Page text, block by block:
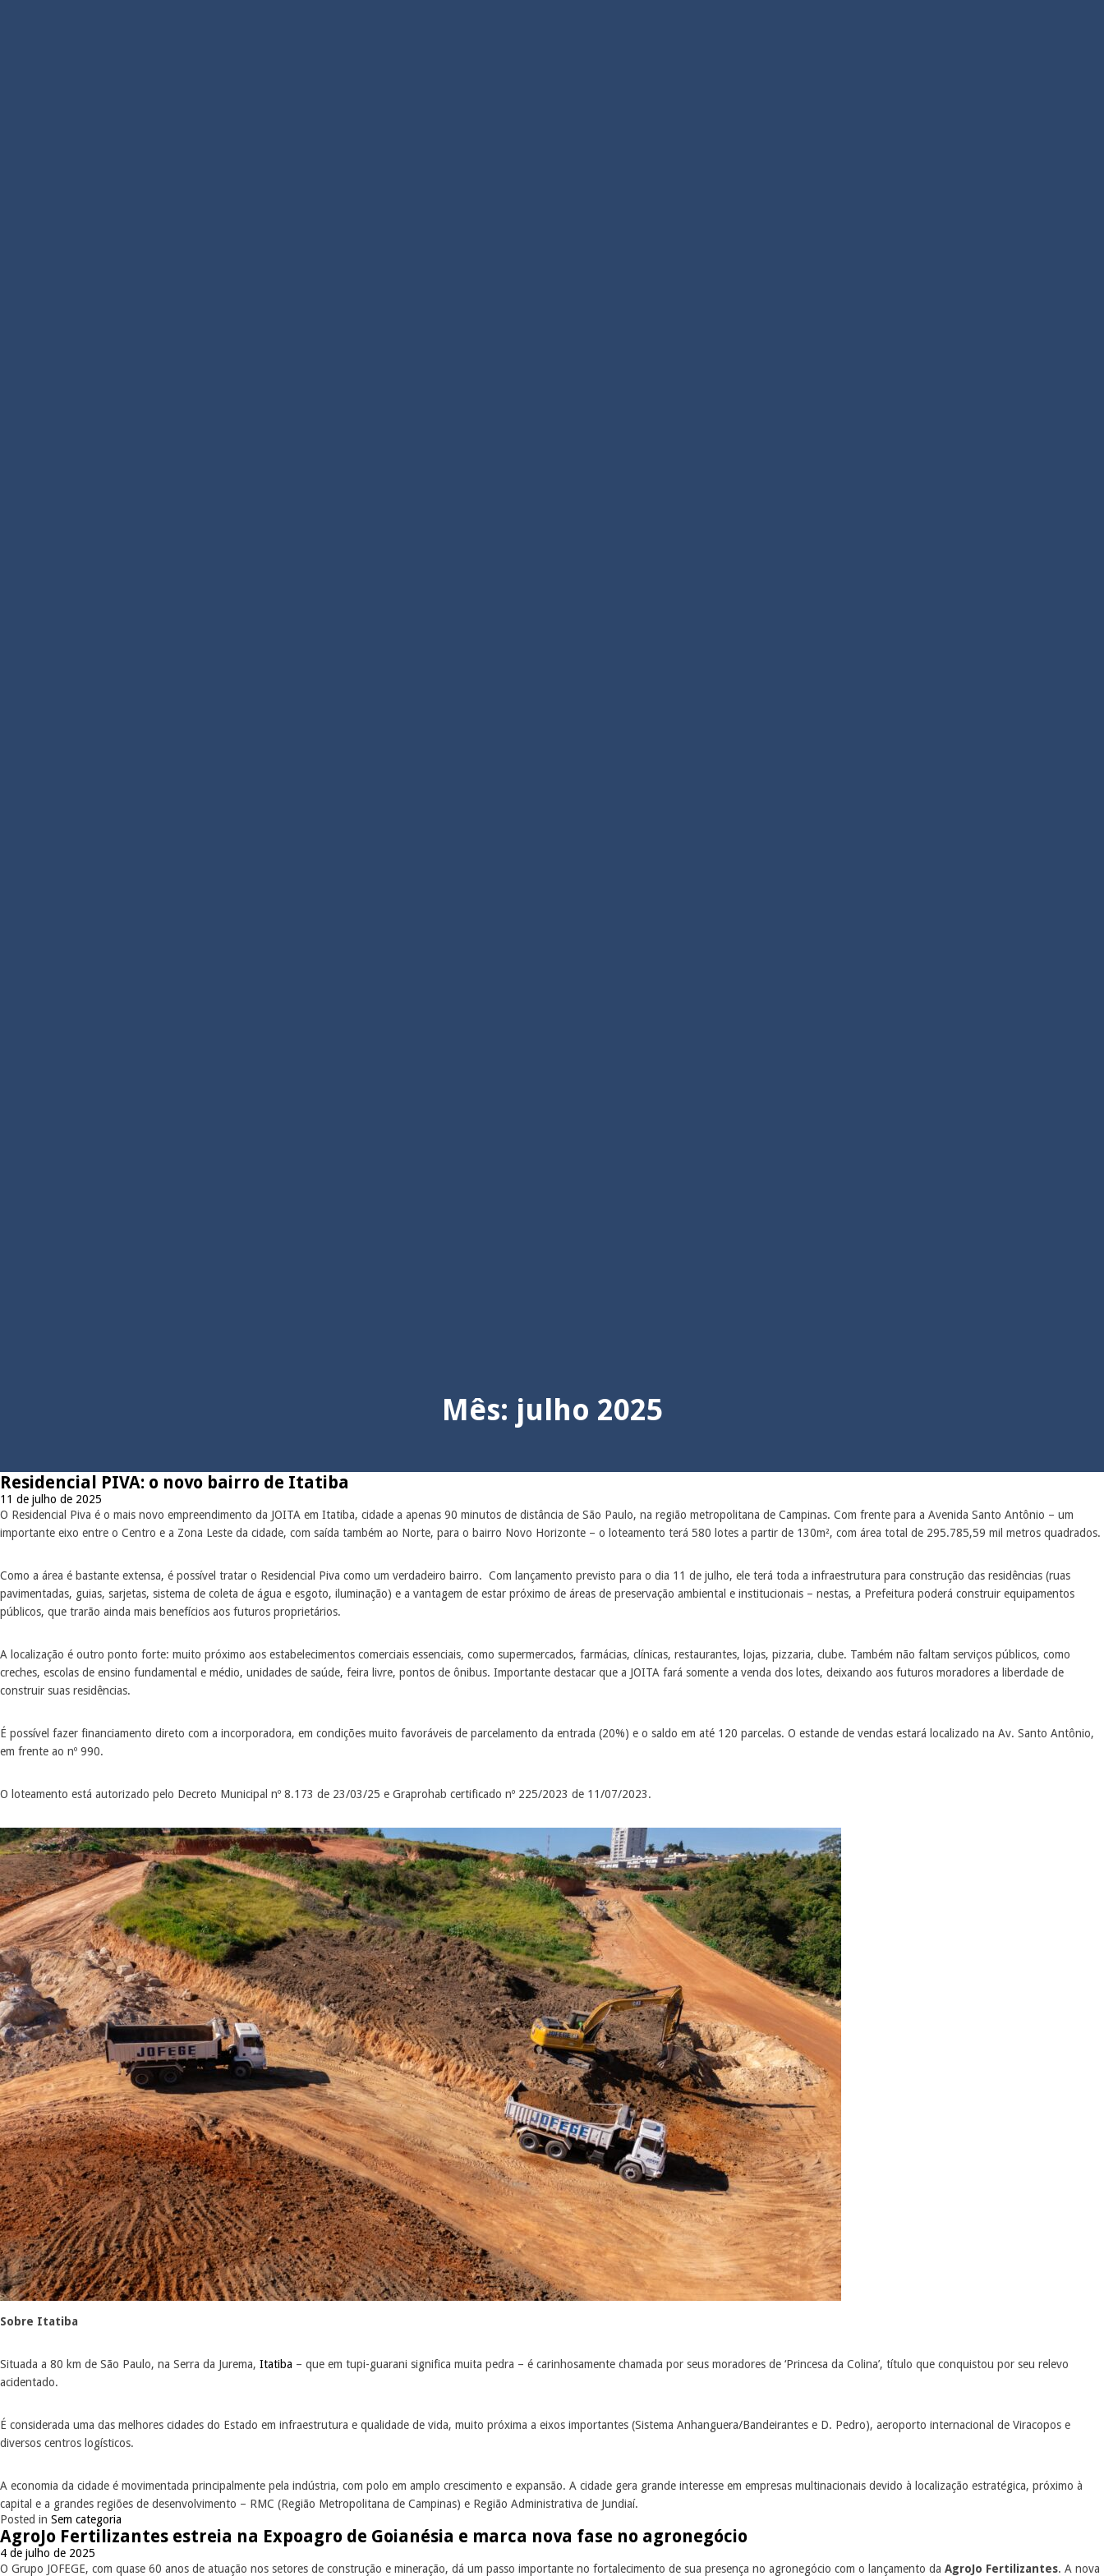
Mês: julho 2025
Residencial PIVA: o novo bairro de Itatiba
11 de julho de 2025
O Residencial Piva é o mais novo empreendimento da JOITA em Itatiba, cidade a apenas 90 minutos de distância de São Paulo, na região metropolitana de Campinas. Com frente para a Avenida Santo Antônio – um
importante eixo entre o Centro e a Zona Leste da cidade, com saída também ao Norte, para o bairro Novo Horizonte – o loteamento terá 580 lotes a partir de 130m², com área total de 295.785,59 mil metros quadrados.
Como a área é bastante extensa, é possível tratar o Residencial Piva como um verdadeiro bairro. Com lançamento previsto para o dia 11 de julho, ele terá toda a infraestrutura para construção das residências (ruas
pavimentadas, guias, sarjetas, sistema de coleta de água e esgoto, iluminação) e a vantagem de estar próximo de áreas de preservação ambiental e institucionais – nestas, a Prefeitura poderá construir equipamentos
públicos, que trarão ainda mais benefícios aos futuros proprietários.
A localização é outro ponto forte: muito próximo aos estabelecimentos comerciais essenciais, como supermercados, farmácias, clínicas, restaurantes, lojas, pizzaria, clube. Também não faltam serviços públicos, como
creches, escolas de ensino fundamental e médio, unidades de saúde, feira livre, pontos de ônibus. Importante destacar que a JOITA fará somente a venda dos lotes, deixando aos futuros moradores a liberdade de
construir suas residências.
É possível fazer financiamento direto com a incorporadora, em condições muito favoráveis de parcelamento da entrada (20%) e o saldo em até 120 parcelas. O estande de vendas estará localizado na Av. Santo Antônio,
em frente ao nº 990.
O loteamento está autorizado pelo Decreto Municipal nº 8.173 de 23/03/25 e Graprohab certificado nº 225/2023 de 11/07/2023.
Sobre Itatiba
Situada a 80 km de São Paulo, na Serra da Jurema, Itatiba – que em tupi-guarani significa muita pedra – é carinhosamente chamada por seus moradores de ‘Princesa da Colina’, título que conquistou por seu relevo
acidentado.
É considerada uma das melhores cidades do Estado em infraestrutura e qualidade de vida, muito próxima a eixos importantes (Sistema Anhanguera/Bandeirantes e D. Pedro), aeroporto internacional de Viracopos e
diversos centros logísticos.
A economia da cidade é movimentada principalmente pela indústria, com polo em amplo crescimento e expansão. A cidade gera grande interesse em empresas multinacionais devido à localização estratégica, próximo à
capital e a grandes regiões de desenvolvimento – RMC (Região Metropolitana de Campinas) e Região Administrativa de Jundiaí.
Posted in Sem categoria
AgroJo Fertilizantes estreia na Expoagro de Goianésia e marca nova fase no agronegócio
4 de julho de 2025
O Grupo JOFEGE, com quase 60 anos de atuação nos setores de construção e mineração, dá um passo importante no fortalecimento de sua presença no agronegócio com o lançamento da AgroJo Fertilizantes. A nova